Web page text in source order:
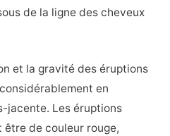
de la ligne des cheveux
et la gravité des éruptions
en
jacente. Les éruptions
de couleur rouge,